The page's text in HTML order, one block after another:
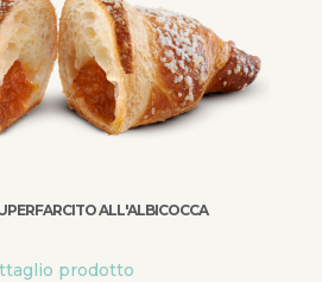
ALL'ALBICOCCA
prodotto